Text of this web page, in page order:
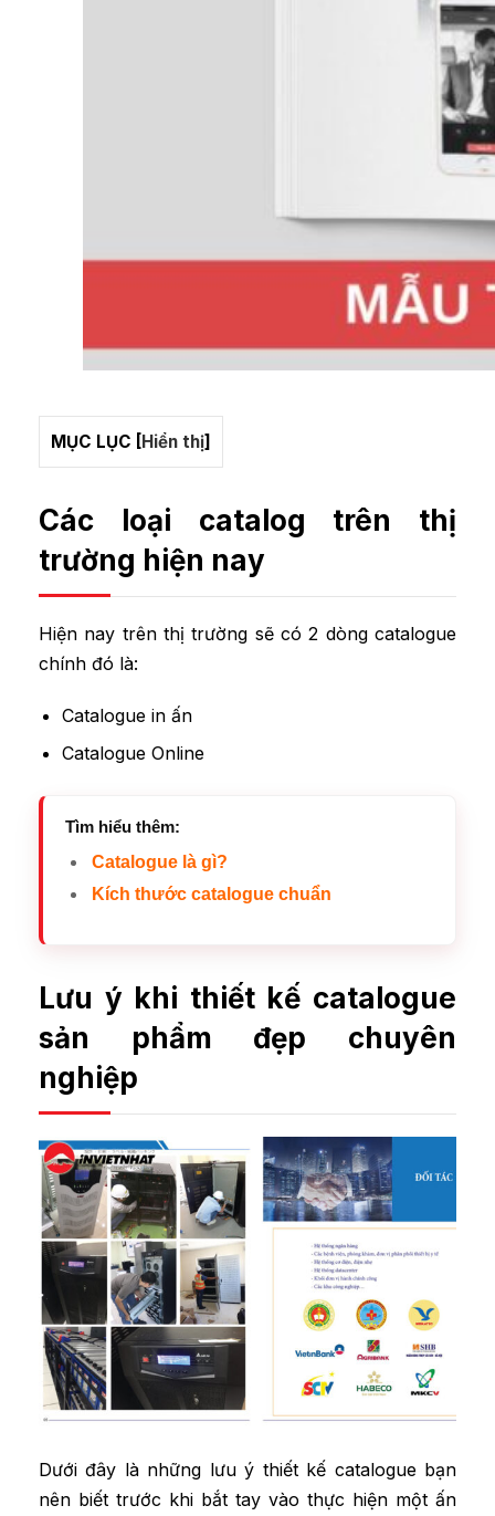
MỤC LỤC [Hiển thị]
Các loại catalog trên thị
trường hiện nay
Hiện nay trên thị trường sẽ có 2 dòng catalogue
chính đó là:
Catalogue in ấn
Catalogue Online
Tìm hiểu thêm:
Catalogue là gì?
Kích thước catalogue chuẩn
Lưu ý khi thiết kế catalogue
sản phẩm đẹp chuyên
nghiệp
Dưới đây là những lưu ý thiết kế catalogue bạn
nên biết trước khi bắt tay vào thực hiện một ấn